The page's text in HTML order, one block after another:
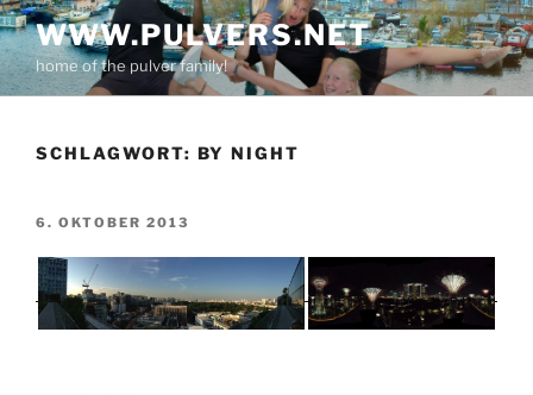
Zum
Inhalt
springen
WWW.PULVERS.NET
home of the pulver family!
SCHLAGWORT: BY NIGHT
VERÖFFENTLICHT
6. OKTOBER 2013